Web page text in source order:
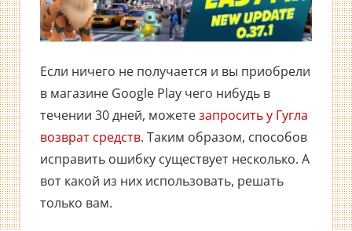
Если ничего не получается и вы приобрели
в магазине Google Play чего нибудь в
течении 30 дней, можетезапросить у Гугла
возврат средств. Таким образом, способов
исправить ошибку существует несколько. А
вот какой из них использовать, решать
только вам.